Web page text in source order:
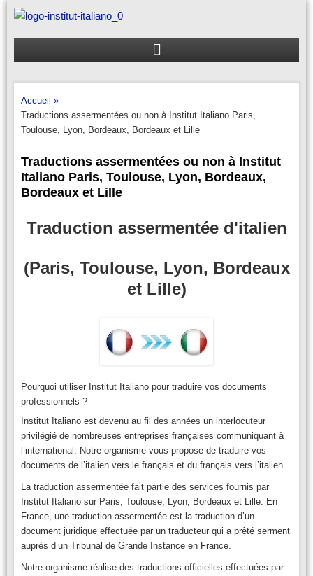
Aller
contenu
Accueil »
Traductions assermentées ou non à Institut Italiano Paris,
Toulouse, Lyon, Bordeaux, Bordeaux et Lille
Traductions assermentées ou non à Institut
Italiano Paris, Toulouse, Lyon, Bordeaux,
Bordeaux et Lille
Traduction assermentée d'italien
(Paris, Toulouse, Lyon, Bordeaux
et Lille)
Pourquoi utiliser Institut Italiano pour traduire vos documents
professionnels ?
Institut Italiano est devenu au fil des années un interlocuteur
privilégié de nombreuses entreprises françaises communiquant à
l’international. Notre organisme vous propose de traduire vos
documents de l’italien vers le français et du français vers l’italien.
La traduction assermentée fait partie des services fournis par
Institut Italiano sur Paris, Toulouse, Lyon, Bordeaux et Lille. En
France, une traduction assermentée est la traduction d’un
document juridique effectuée par un traducteur qui a prêté serment
auprès d’un Tribunal de Grande Instance en France.
Notre organisme réalise des traductions officielles effectuées par